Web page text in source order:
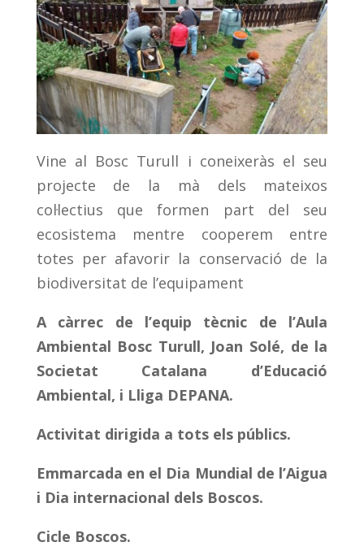
Vine al Bosc Turull i coneixeràs el seu
projecte de la mà dels mateixos
col·lectius que formen part del seu
ecosistema mentre cooperem entre
totes per afavorir la conservació de la
biodiversitat de l’equipament
A càrrec de l’equip tècnic de l’Aula
Ambiental Bosc Turull, Joan Solé, de la
Societat Catalana d’Educació
Ambiental, i Lliga DEPANA.
Activitat dirigida a tots els públics.
Emmarcada en el Dia Mundial de l’Aigua
i Dia internacional dels Boscos.
Cicle Boscos.